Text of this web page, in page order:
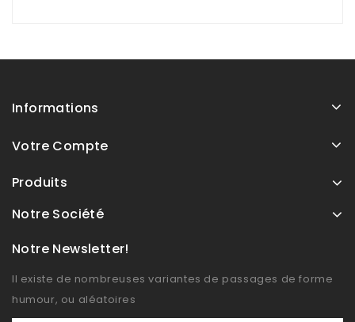
Informations
Votre Compte
Produits
Notre Société
Notre Newsletter!
Il existe de nombreuses variantes de passages de forme
humour, ou aléatoires